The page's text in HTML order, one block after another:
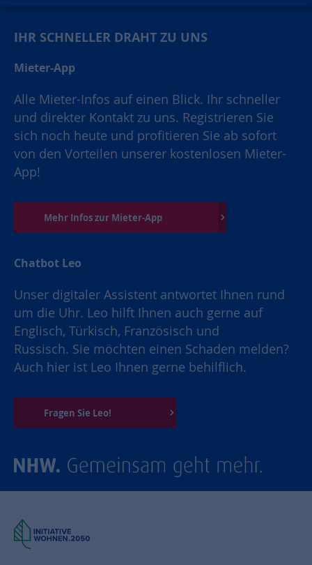
IHR SCHNELLER DRAHT ZU UNS
Mieter-App
Alle Mieter-Infos auf einen Blick. Ihr schneller
und direkter Kontakt zu uns. Registrieren Sie
sich noch heute und profitieren Sie ab sofort
von den Vorteilen unserer kostenlosen Mieter-
App!
Mehr Infos zur Mieter-App
Chatbot Leo
Unser digitaler Assistent antwortet Ihnen rund
um die Uhr. Leo hilft Ihnen auch gerne auf
Englisch, Türkisch, Französisch und
Russisch. Sie möchten einen Schaden melden?
Auch hier ist Leo Ihnen gerne behilflich.
Fragen Sie Leo!